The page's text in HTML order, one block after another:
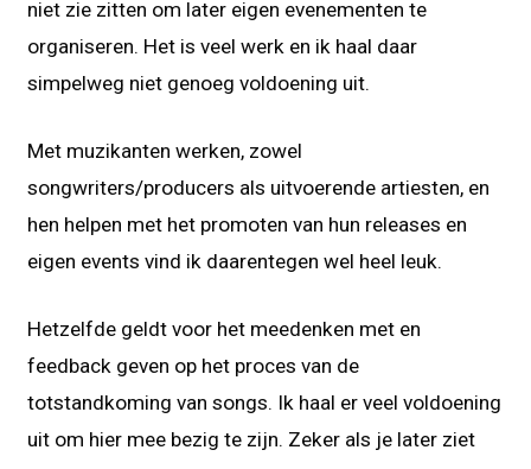
niet zie zitten om later eigen evenementen te
organiseren. Het is veel werk en ik haal daar
simpelweg niet genoeg voldoening uit.
Met muzikanten werken, zowel
songwriters/producers als uitvoerende artiesten, en
hen helpen met het promoten van hun releases en
eigen events vind ik daarentegen wel heel leuk.
Hetzelfde geldt voor het meedenken met en
feedback geven op het proces van de
totstandkoming van songs. Ik haal er veel voldoening
uit om hier mee bezig te zijn. Zeker als je later ziet